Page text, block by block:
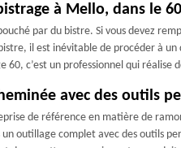
à Mello, dans le
par du bistre. Si vous devez
il est inévitable de procéder à
60, c’est un professionnel qui réalise
avec des outils
de référence en matière de
un outillage complet avec des outils